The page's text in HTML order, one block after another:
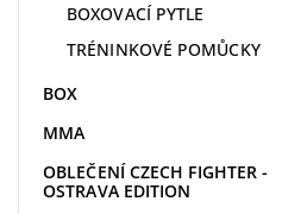
BOXOVACÍ PYTLE
TRÉNINKOVÉ POMŮCKY
BOX
MMA
OBLEČENÍ CZECH FIGHTER -
OSTRAVA EDITION